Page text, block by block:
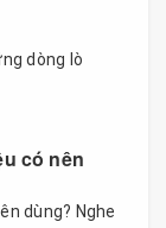
dòng lò
có nên
dùng? Nghe